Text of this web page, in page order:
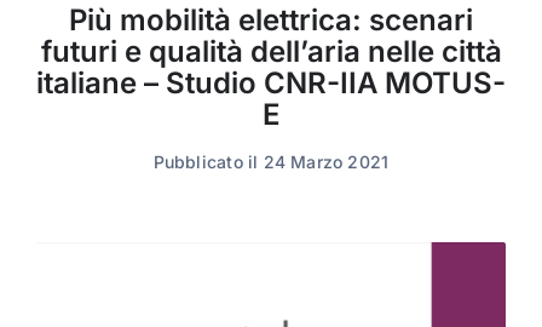
Più mobilità elettrica: scenari
futuri e qualità dell’aria nelle città
italiane – Studio CNR-IIA MOTUS-
E
Pubblicato il 24 Marzo 2021